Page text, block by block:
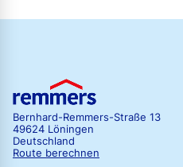
Bernhard-Remmers-Straße 13
49624 Löningen
Deutschland
Route berechnen